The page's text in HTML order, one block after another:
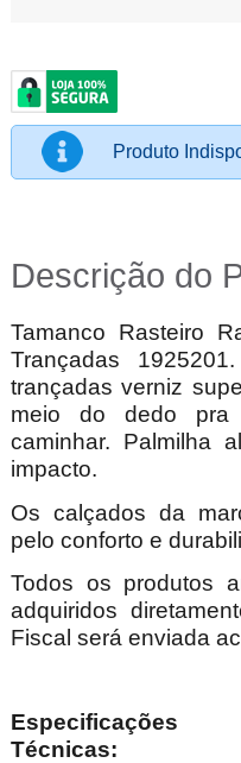
Produto
Descrição do
Tamanco Rasteiro
Trançadas
trançadas verniz
meio do dedo pra
caminhar. Palmilha
impacto.
Os calçados da
pelo conforto e
Todos os produtos
adquiridos
Fiscal será enviada
Especificações